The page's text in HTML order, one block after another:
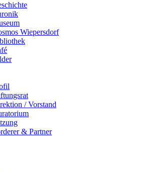
Wiepersdorf
/ Vorstand
& Partner